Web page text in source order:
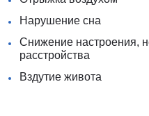
Нарушение сна
Снижение настроения,
расстройства
Вздутие живота